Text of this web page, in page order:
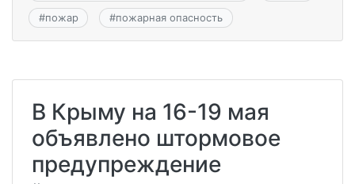
#пожар #пожарная опасность
В Крыму на 16-19 мая
объявлено штормовое
предупреждение